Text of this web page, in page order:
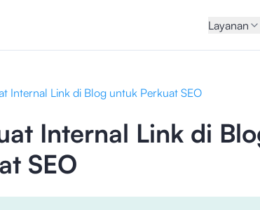
Layanan
Internal Link di Blog untuk Perkuat SEO
Internal Link di
SEO